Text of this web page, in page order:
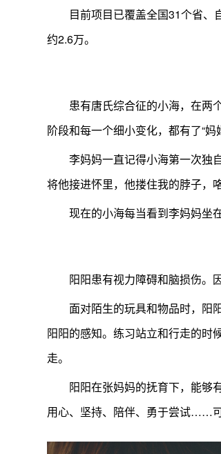
目前项目已覆盖全国31个省
约2.6万。
患有唐氏综合征的小海，在两
阶段和每一个细小变化，都有了“妈
李妈妈一直记得小海第一次独
将他接进怀里，他搂住我的脖子，
现在的小海每当看到李妈妈坐
阳阳患有视力障碍和脑损伤。
面对陌生的玩具和物品时，阳
阳阳的感知。练习站立和行走的时
走。
阳阳在张妈妈的抚育下，能够
用心、坚持、陪伴、勇于尝试……